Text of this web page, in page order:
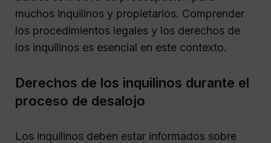
muchos inquilinos y propietarios. Comprender
los procedimientos legales y los derechos de
los inquilinos es esencial en este contexto.
Derechos de los inquilinos durante el
proceso de desalojo
Los inquilinos deben estar informados sobre